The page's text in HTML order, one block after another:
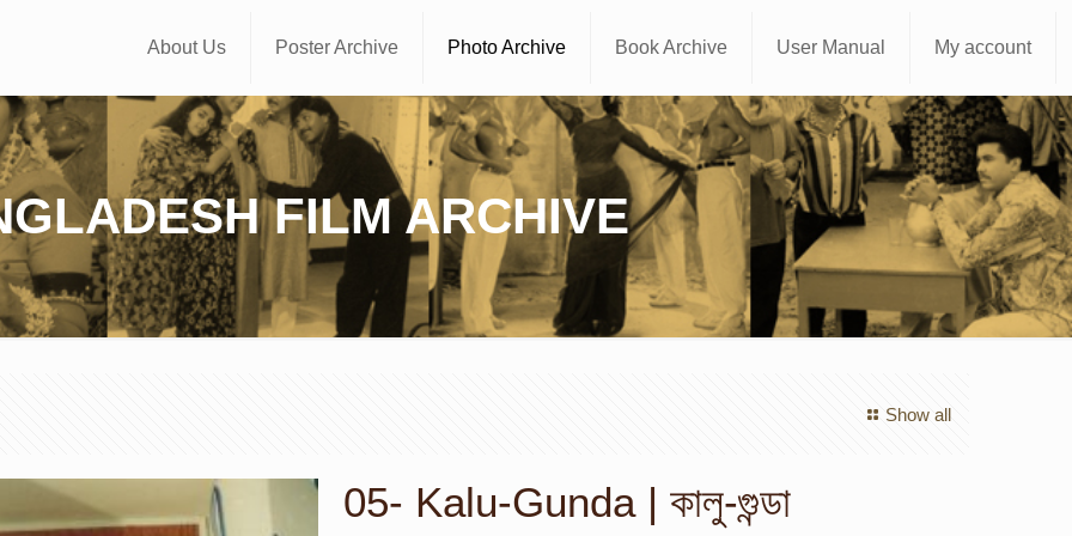
About Us Poster Archive Photo Archive Book Archive User Manual My account
FILM ARCHIVE
Show all
05- Kalu-Gunda | কালু-গুন্ডা